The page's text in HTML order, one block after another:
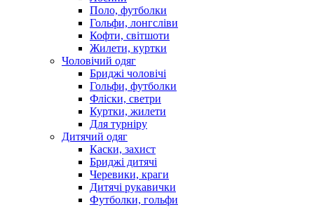
Поло, футболки
Гольфи, лонгсліви
Кофти, світшоти
Жилети, куртки
Чоловічий одяг
Бриджі чоловічі
Гольфи, футболки
Фліски, светри
Куртки, жилети
Для турніру
Дитячий одяг
Каски, захист
Бриджі дитячі
Черевики, краги
Дитячі рукавички
Футболки, гольфи